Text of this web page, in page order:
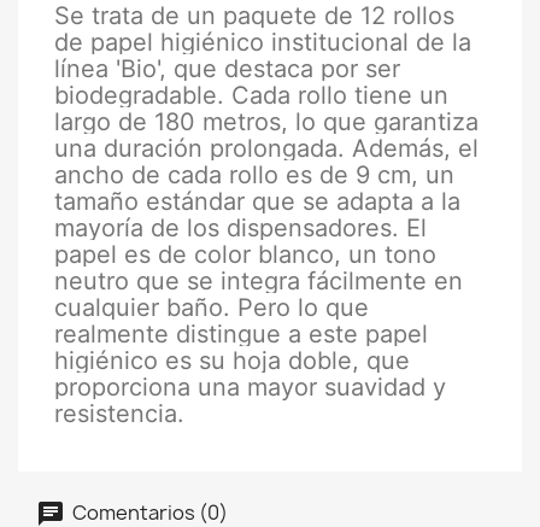
Se trata de un paquete de 12 rollos
de papel higiénico institucional de la
línea 'Bio', que destaca por ser
biodegradable. Cada rollo tiene un
largo de 180 metros, lo que garantiza
una duración prolongada. Además, el
ancho de cada rollo es de 9 cm, un
tamaño estándar que se adapta a la
mayoría de los dispensadores. El
papel es de color blanco, un tono
neutro que se integra fácilmente en
cualquier baño. Pero lo que
realmente distingue a este papel
higiénico es su hoja doble, que
proporciona una mayor suavidad y
resistencia.
Comentarios (0)